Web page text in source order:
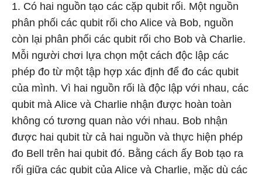
1. Có hai nguồn tạo các cặp qubit rối. Một nguồn
phân phối các qubit rối cho Alice và Bob, nguồn
còn lại phân phối các qubit rối cho Bob và Charlie.
Mỗi người chơi lựa chọn một cách độc lập các
phép đo từ một tập hợp xác định để đo các qubit
của mình. Vì hai nguồn rối là độc lập với nhau, các
qubit mà Alice và Charlie nhận được hoàn toàn
không có tương quan nào với nhau. Bob nhận
được hai qubit từ cả hai nguồn và thực hiện phép
đo Bell trên hai qubit đó. Bằng cách ấy Bob tạo ra
rối giữa các qubit của Alice và Charlie, mặc dù các